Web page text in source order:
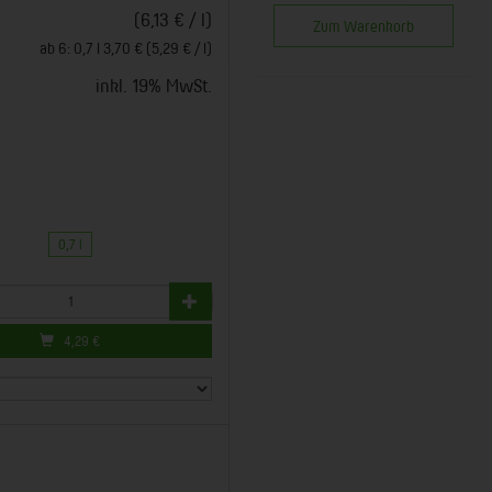
(6,13 € / l)
ab 6: 0,7 l 3,70 € (5,29 € / l)
inkl. 19% MwSt.
0,7 l
4,29 €
Zum Warenkorb